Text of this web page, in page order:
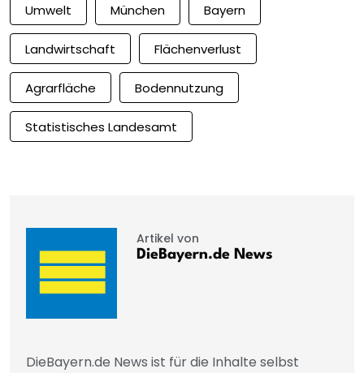
Umwelt München Bayern
Landwirtschaft Flächenverlust
Agrarfläche Bodennutzung
Statistisches Landesamt
Artikel von
DieBayern.de News
DieBayern.de News ist für die Inhalte selbst